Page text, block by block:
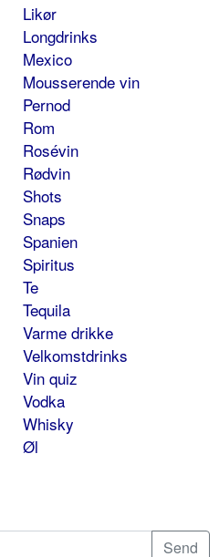
Likør
Longdrinks
Mexico
Mousserende vin
Pernod
Rom
Rosévin
Rødvin
Shots
Snaps
Spanien
Spiritus
Te
Tequila
Varme drikke
Velkomstdrinks
Vin quiz
Vodka
Whisky
Øl